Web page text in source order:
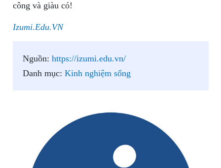
công và giàu có!
Izumi.Edu.VN
Nguồn: https://izumi.edu.vn/
Danh mục: Kinh nghiệm sống